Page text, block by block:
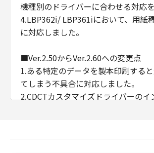
機種別のドライバーに合わせる対応
4.LBP362i/ LBP361iにおいて、用紙
に対応しました。
■Ver.2.50からVer.2.60への変更点
1.ある特定のデータを製本印刷する
てしまう不具合に対応しました。
2.CDCTカスタマイズドライバーのイ